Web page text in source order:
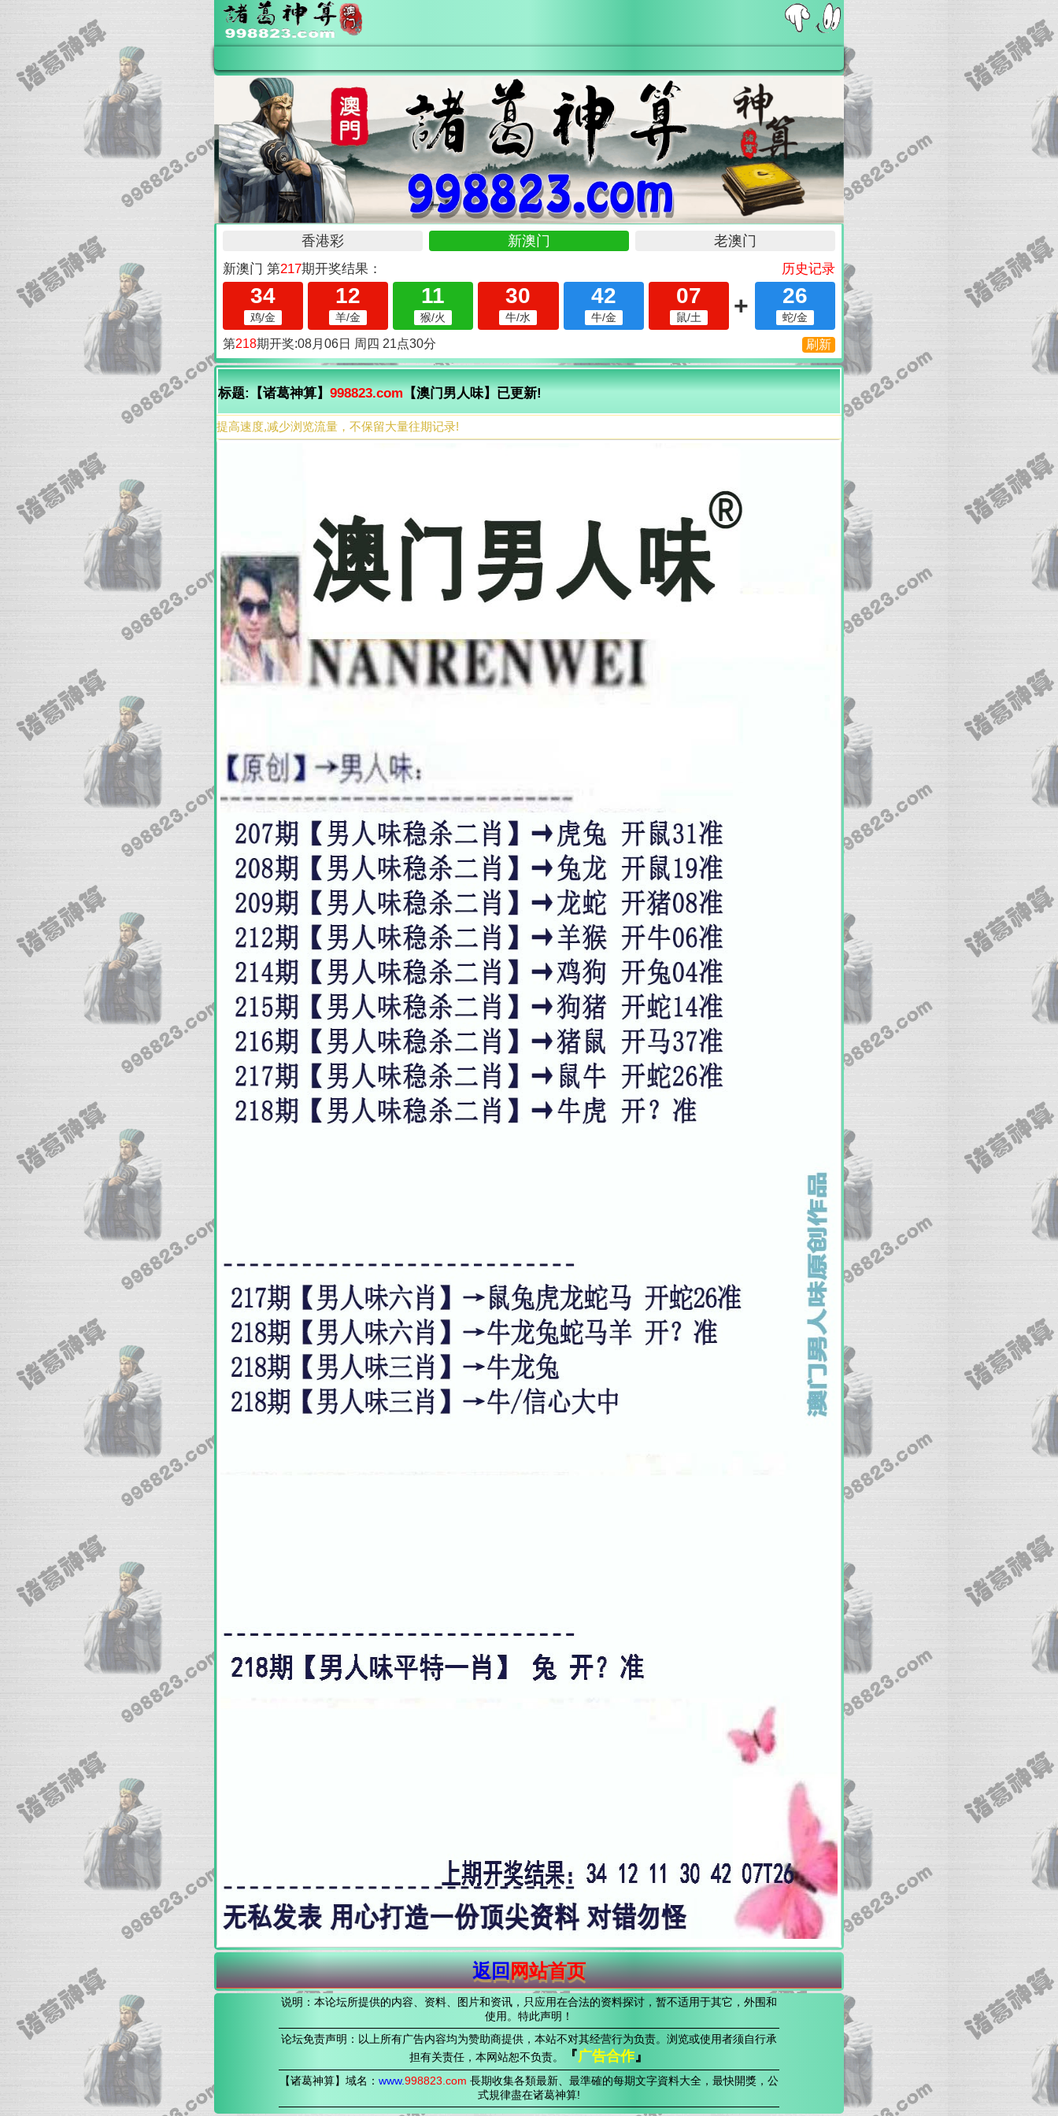
标题:【诸葛神算】 998823.com 【澳门男人味】已更新!
提高速度,减少浏览流量，不保留大量往期记录!
返回网站首页
说明：本论坛所提供的内容、资料、图片和资讯，只应用在合法的资料探讨，暂不适用于其它，外围和
使用。特此声明！
论坛免责声明：以上所有广告内容均为赞助商提供，本站不对其经营行为负责。浏览或使用者须自行承
担有关责任，本网站恕不负责。
『广告合作 』
【诸葛神算】域名： www.998823 .com 長期收集各類最新、最準確的每期文字資料大全，最快開獎，公
式規律盡在诸葛神算!